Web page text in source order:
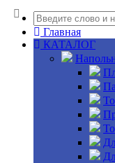
Главная
КАТАЛОГ